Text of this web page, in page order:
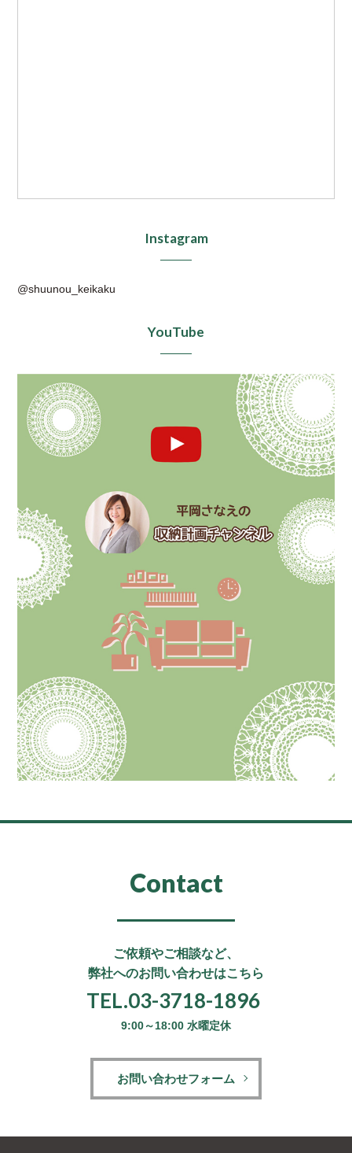
Instagram
@shuunou_keikaku
YouTube
Contact
ご依頼やご相談など、
弊社へのお問い合わせはこちら
TEL.03-3718-1896
9:00～18:00 水曜定休
お問い合わせフォーム